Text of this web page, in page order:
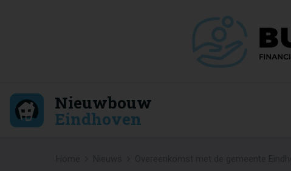
Nieuwbouw
Eindhoven